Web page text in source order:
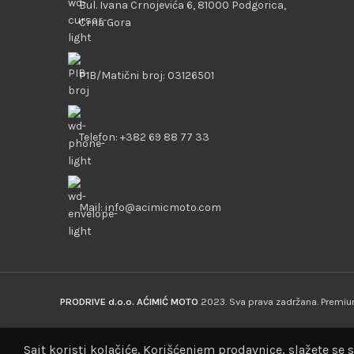
Bul. Ivana Crnojevića 6, 81000 Podgorica,
Crna Gora
PIB/Matični broj: 03126501
Telefon: +382 69 88 77 33
Mail: info@acimicmoto.com
PRODRIVE d.o.o. AĆIMIĆ MOTO 2023. Sva prava zadržana.
Sajt koristi kolačiće. Korišćenjem prodavnice, slažete